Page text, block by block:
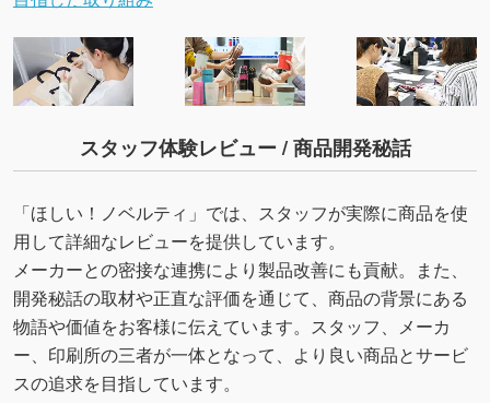
スタッフ体験レビュー / 商品開発秘話
「ほしい！ノベルティ」では、スタッフが実際に商品を使
用して詳細なレビューを提供しています。
メーカーとの密接な連携により製品改善にも貢献。また、
開発秘話の取材や正直な評価を通じて、商品の背景にある
物語や価値をお客様に伝えています。スタッフ、メーカ
ー、印刷所の三者が一体となって、より良い商品とサービ
スの追求を目指しています。